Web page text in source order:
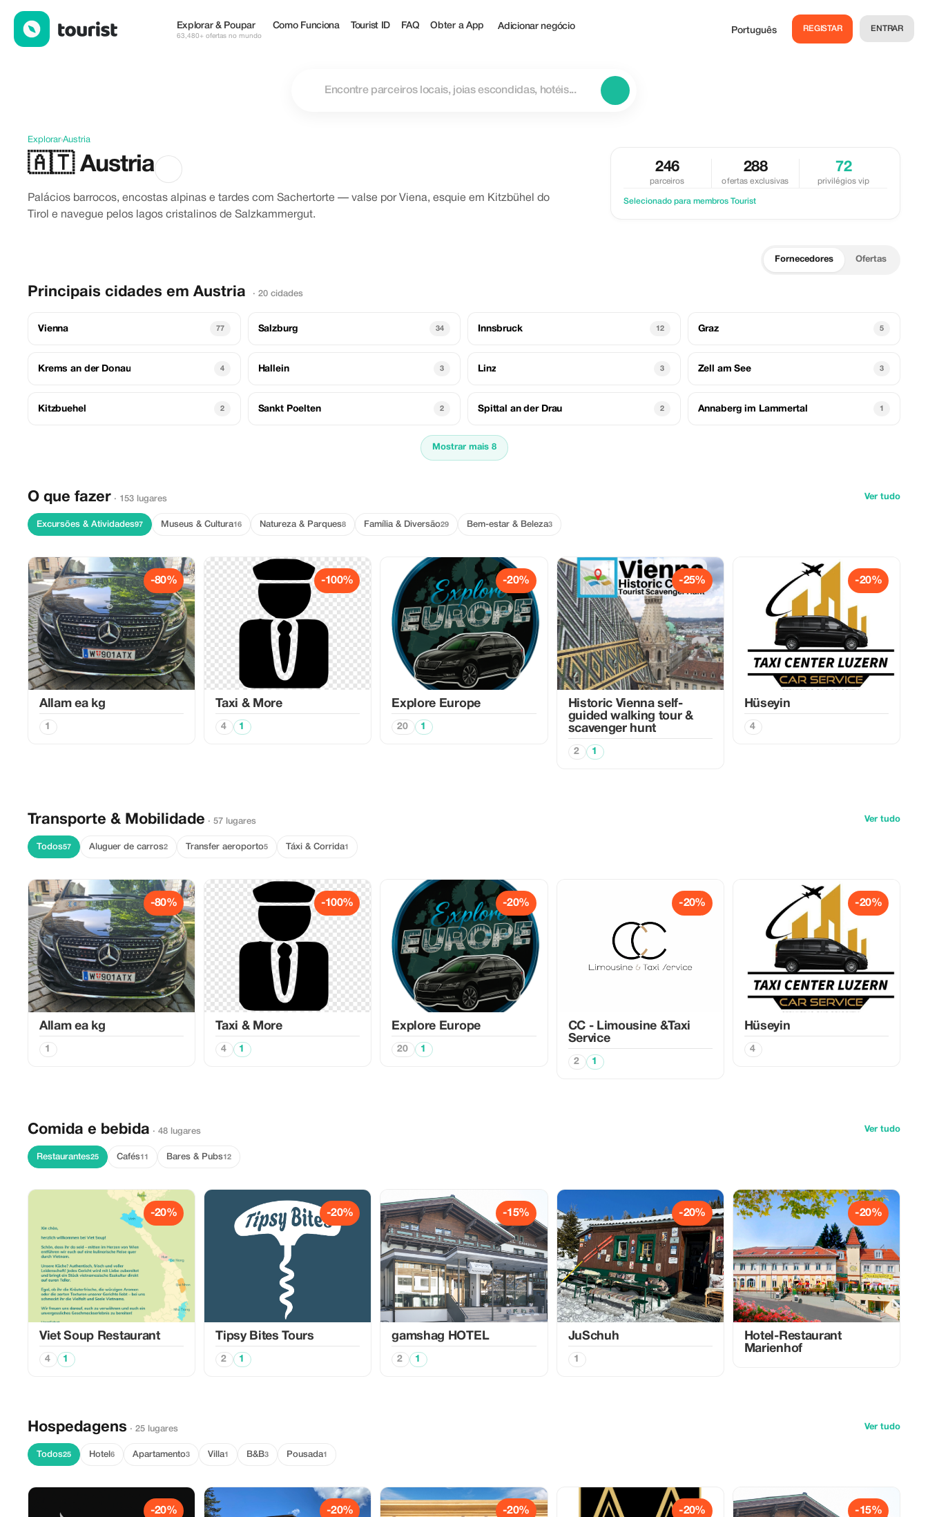
Explorar & Poupar
63,480+ ofertas no mundo
Como Funciona Tourist ID FAQ Obter a App Adicionar negócio Português REGISTAR ENTRAR
Explorar›Austria
🇦🇹 Austria
Palácios barrocos, encostas alpinas e tardes com Sachertorte — valse por Viena, esquie em Kitzbühel do
Tirol e navegue pelos lagos cristalinos de Salzkammergut.
246
parceiros
288
ofertas exclusivas
72
privilégios vip
Selecionado para membros Tourist
Fornecedores Ofertas
Principais cidades em Austria · 20 cidades
Vienna 77 Salzburg 34 Innsbruck 12 Graz 5
Krems an der Donau 4 Hallein 3 Linz 3 Zell am See 3
Kitzbuehel 2 Sankt Poelten 2 Spittal an der Drau 2 Annaberg im Lammertal 1
Mostrar mais 8
O que fazer · 153 lugares Ver tudo
Excursões & Atividades97 Museus & Cultura16 Natureza & Parques8 Família & Diversão29 Bem-estar & Beleza3
-80%
Allam ea kg
1
-100%
Taxi & More
4 1
-20%
Explore Europe
20 1
-25%
Historic Vienna self-
guided walking tour &
scavenger hunt
2 1
-20%
Hüseyin
4
Transporte & Mobilidade · 57 lugares Ver tudo
Todos57 Aluguer de carros2 Transfer aeroporto5 Táxi & Corrida1
-80%
Allam ea kg
1
-100%
Taxi & More
4 1
-20%
Explore Europe
20 1
-20%
CC - Limousine &Taxi
Service
2 1
-20%
Hüseyin
4
Comida e bebida · 48 lugares Ver tudo
Restaurantes25 Cafés11 Bares & Pubs12
-20%
Viet Soup Restaurant
4 1
-20%
Tipsy Bites Tours
2 1
-15%
gamshag HOTEL
2 1
-20%
JuSchuh
1
-20%
Hotel-Restaurant
Marienhof
Hospedagens · 25 lugares Ver tudo
Todos25 Hotel 6 Apartamento3 Villa1 B&B3 Pousada1
-20% -20% -20% -20% -15%